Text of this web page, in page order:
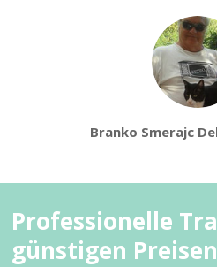
Branko Smerajc
Professionelle
günstigen